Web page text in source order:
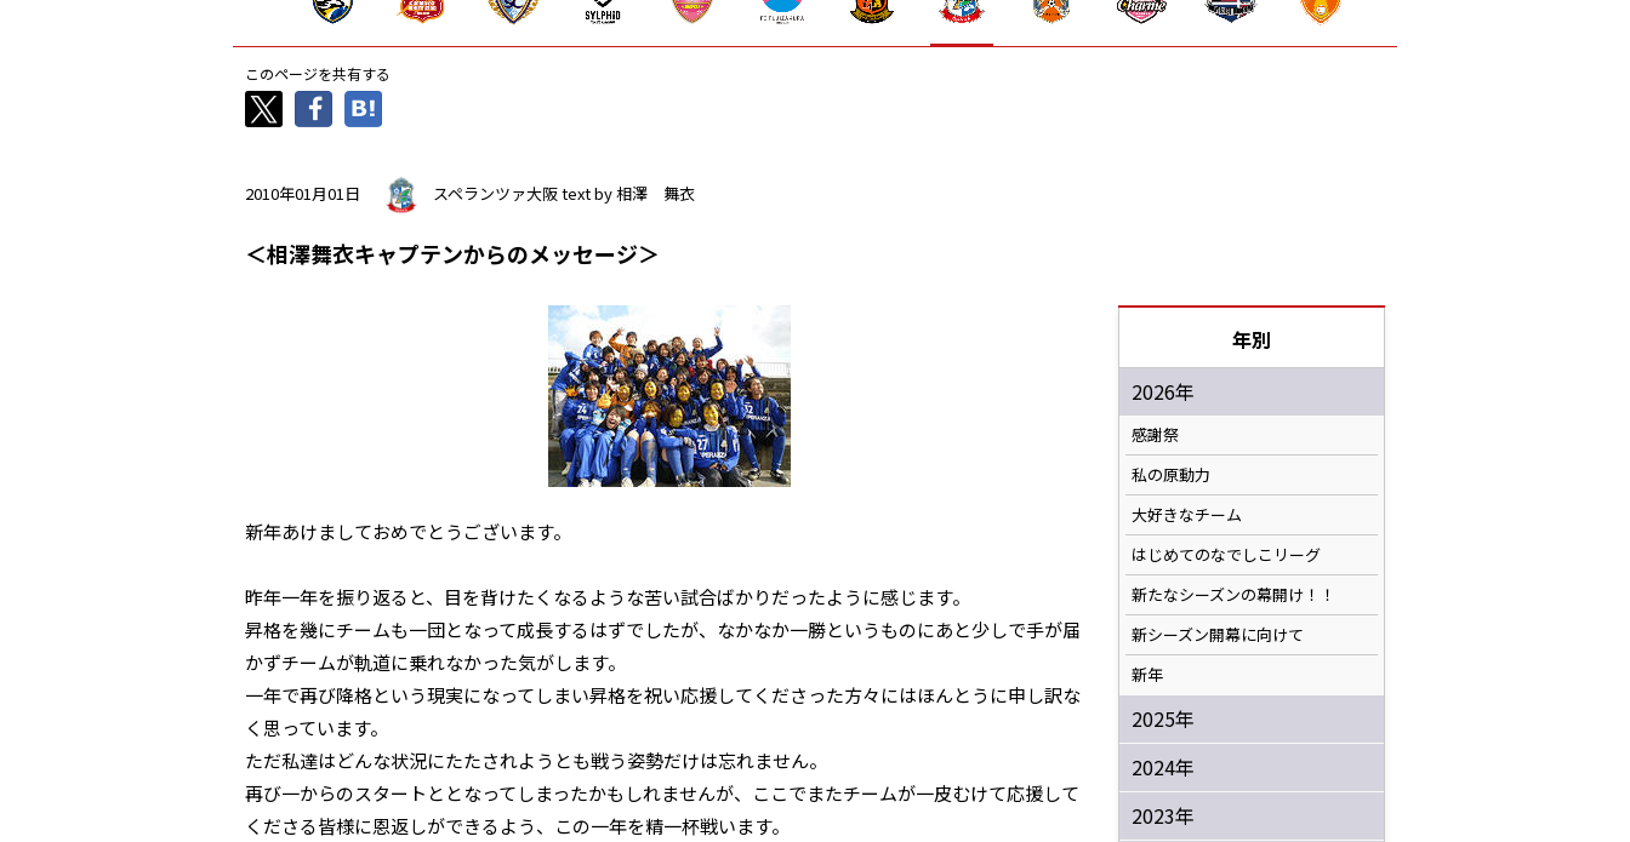
このページを共有する
2010年01月01日 スペランツァ大阪text by 相澤 舞衣
＜相澤舞衣キャプテンからのメッセージ＞
新年あけましておめでとうございます。
昨年一年を振り返ると、目を背けたくなるような苦い試合ばかりだったように感じます。
昇格を幾にチームも一団となって成長するはずでしたが、なかなか一勝というものにあと少しで手が届
かずチームが軌道に乗れなかった気がします。
一年で再び降格という現実になってしまい昇格を祝い応援してくださった方々にはほんとうに申し訳な
く思っています。
ただ私達はどんな状況にたたされようとも戦う姿勢だけは忘れません。
再び一からのスタートととなってしまったかもしれませんが、ここでまたチームが一皮むけて応援して
くださる皆様に恩返しができるよう、この一年を精一杯戦います。
年別
2026年
感謝祭
私の原動力
大好きなチーム
はじめてのなでしこリーグ
新たなシーズンの幕開け！！
新シーズン開幕に向けて
新年
2025年
2024年
2023年